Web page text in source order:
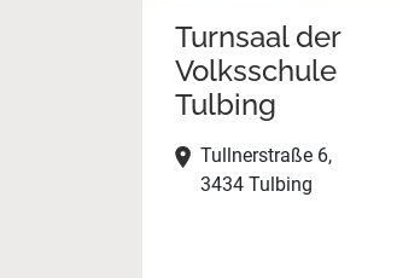
Turnsaal der
Volksschule
Tulbing
Tullnerstraße 6,
3434 Tulbing